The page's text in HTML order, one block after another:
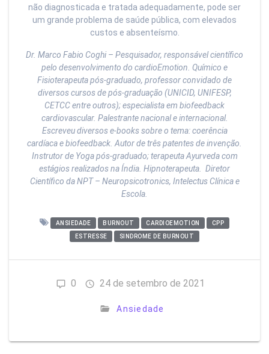
não diagnosticada e tratada adequadamente, pode ser
um grande problema de saúde pública, com elevados
custos e absenteísmo.
Dr. Marco Fabio Coghi – Pesquisador, responsável científico
pelo desenvolvimento do cardioEmotion. Químico e
Fisioterapeuta pós-graduado, professor convidado de
diversos cursos de pós-graduação (UNICID, UNIFESP,
CETCC entre outros); especialista em biofeedback
cardiovascular. Palestrante nacional e internacional.
Escreveu diversos e-books sobre o tema: coerência
cardíaca e biofeedback. Autor de três patentes de invenção.
Instrutor de Yoga pós-graduado; terapeuta Ayurveda com
estágios realizados na Índia. Hipnoterapeuta. Diretor
Científico da NPT – Neuropsicotronics, Intelectus Clínica e
Escola.
ANSIEDADE BURNOUT CARDIOEMOTION
CPP
ESTRESSE
SINDROME DE BURNOUT
0 24 de setembro de 2021
Ansiedade